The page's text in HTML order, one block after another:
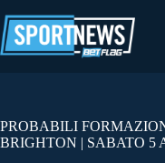
al
contenuto
PROBABILI
BRIGHTON | SABATO 5